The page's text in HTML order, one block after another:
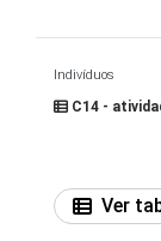
Indivíduos
C14 -
Ver